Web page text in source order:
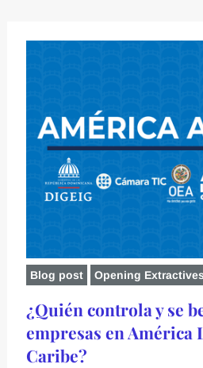
Blog post Opening Extractives
¿Quién controla y se
empresas en América
Caribe?